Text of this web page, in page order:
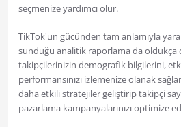
seçmenize yardımcı olur.
TikTok'un gücünden tam anlamıyla
sunduğu analitik raporlama da oldukça
takipçilerinizin demografik bilgilerini,
performansınızı izlemenize olanak
daha etkili stratejiler geliştirip takipçi
pazarlama kampanyalarınızı optimize